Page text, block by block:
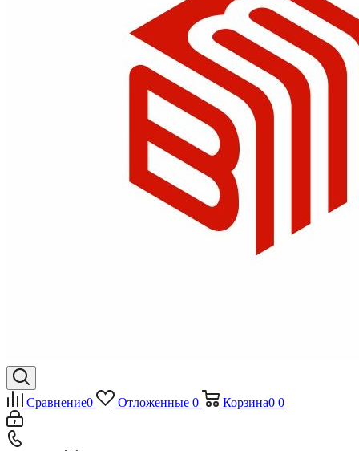
Сравнение0 Отложенные 0 Корзина0 0